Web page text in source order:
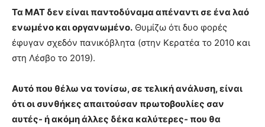
Τα ΜΑΤ δεν είναι παντοδύναμα απέναντι σε ένα λαό
ενωμένο και οργανωμένο. Θυμίζω ότι δυο φορές
έφυγαν σχεδόν πανικόβλητα (στην Κερατέα το 2010 και
στη Λέσβο το 2019).
Αυτό που θέλω να τονίσω, σε τελική ανάλυση, είναι
ότι οι συνθήκες απαιτούσαν πρωτοβουλίες σαν
αυτές- ή ακόμη άλλες δέκα καλύτερες- που θα